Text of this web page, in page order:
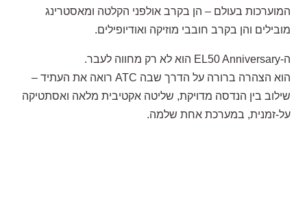
המוערכות בעולם – הן בקרב אולפני הקלטה ומאסטרינג
מובילים והן בקרב חובבי מוזיקה ואודיופילים.
ה-EL50 Anniversary הוא לא רק מחווה לעבר.
הוא הצהרה ברורה על הדרך שבה ATC רואה את העתיד –
שילוב בין הנדסה מדויקת, שליטה אקטיבית מלאה ואסתטיקה
על-זמנית, במערכת אחת שלמה.